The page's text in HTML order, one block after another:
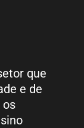
que
e de
os